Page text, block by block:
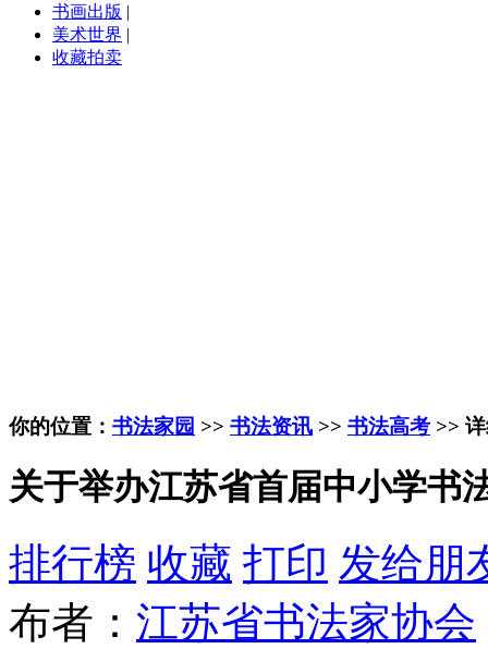
书画出版 |
美术世界 |
收藏拍卖
你的位置： 书法家园 >> 书法资讯 >> 书法高考 >>
关于举办江苏省首届中小学书
排行榜 收藏 打印 发给朋
布者： 江苏省书法家协会